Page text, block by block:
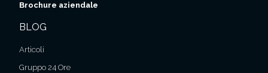
Brochure aziendale
BLOG
Articoli
Gruppo 24 Ore